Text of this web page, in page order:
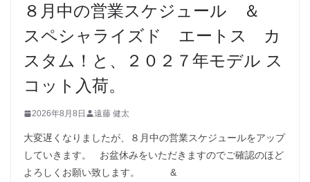
８月中の営業スケジュール ＆
スペシャライズド エートス カ
スタム！と、２０２７年モデル ス
コット入荷。
2026年8月8日 遠藤 健太
大変遅くなりましたが、８月中の営業スケジュールをアップ
していきます。 お盆休みをいただきますのでご確認のほど
よろしくお願い致します。 &